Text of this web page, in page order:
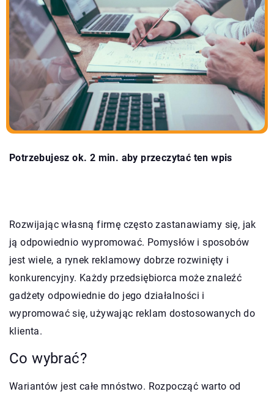
Potrzebujesz ok. 2 min. aby przeczytać ten wpis
Rozwijając własną firmę często zastanawiamy się, jak
ją odpowiednio wypromować. Pomysłów i sposobów
jest wiele, a rynek reklamowy dobrze rozwinięty i
konkurencyjny. Każdy przedsiębiorca może znaleźć
gadżety odpowiednie do jego działalności i
wypromować się, używając reklam dostosowanych do
klienta.
Co wybrać?
Wariantów jest całe mnóstwo. Rozpocząć warto od